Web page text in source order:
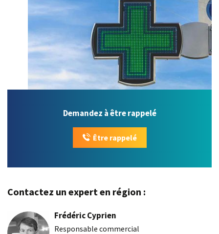
Demandez à être rappelé
Être rappelé
Contactez un expert en région :
Frédéric Cyprien
Responsable commercial